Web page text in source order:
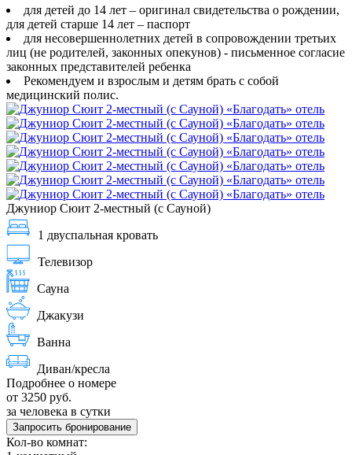
для детей до 14 лет – оригинал свидетельства о рождении,
для детей старше 14 лет – паспорт
для несовершеннолетних детей в сопровождении третьих
лиц (не родителей, законных опекунов) - письменное согласие
законных представителей ребенка
Рекомендуем и взрослым и детям брать с собой
медицинский полис.
Джуниор Сюит 2-местный (с Сауной)
1 двуспальная кровать
Телевизор
Сауна
Джакузи
Ванна
Диван/кресла
Подробнее о номере
от 3250 руб.
за человека в сутки
Запросить бронирование
Кол-во комнат: